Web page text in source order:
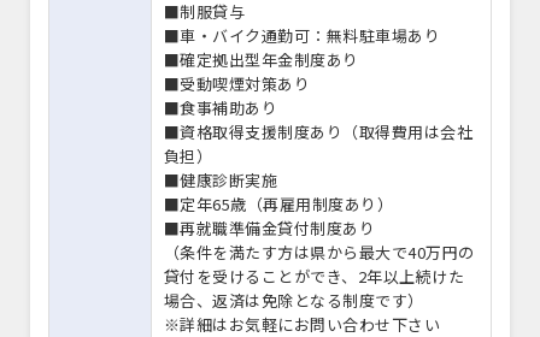
■制服貸与
■車・バイク通勤可：無料駐車場あり
■確定拠出型年金制度あり
■受動喫煙対策あり
■食事補助あり
■資格取得支援制度あり（取得費用は会社
負担）
■健康診断実施
■定年65歳（再雇用制度あり）
■再就職準備金貸付制度あり
（条件を満たす方は県から最大で40万円の
貸付を受けることができ、2年以上続けた
場合、返済は免除となる制度です）
※詳細はお気軽にお問い合わせ下さい